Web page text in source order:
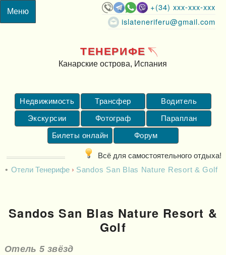
+(34) xxx-xxx-xxx
islateneriferu@gmail.com
ТЕНЕРИФЕ
Канарские острова, Испания
Недвижимость Трансфер Водитель
Экскурсии Фотограф Параплан
Билеты онлайн Форум
Всё для самостоятельного отдыха!
Отели Тенерифе
Sandos San Blas Nature Resort & Golf
Sandos San Blas Nature Resort &
Golf
Отель 5 звёзд